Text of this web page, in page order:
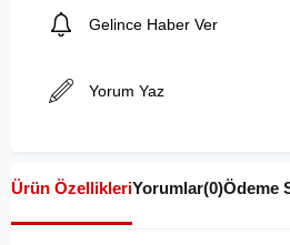
Gelince Haber Ver
Yorum Yaz
Ürün ÖzellikleriYorumlar(0)Ödeme